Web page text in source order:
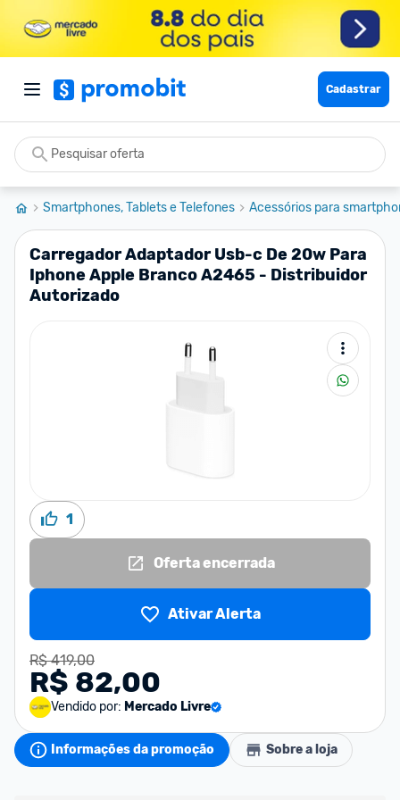
Cadastrar
Smartphones, Tablets e Telefones Acessórios para
Carregador Adaptador Usb-c De 20w Para
Iphone Apple Branco A2465 - Distribuidor
Autorizado
1
Oferta encerrada
Ativar Alerta
R$ 419,00
R$ 82,00
Vendido por: Mercado Livre
Informações da promoção Sobre a loja